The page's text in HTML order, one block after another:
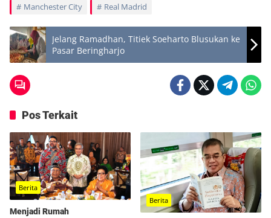
Manchester City
Real Madrid
Jelang Ramadhan, Titiek Soeharto Blusukan ke
Pasar Beringharjo
Pos Terkait
Berita
Menjadi Rumah
Berita